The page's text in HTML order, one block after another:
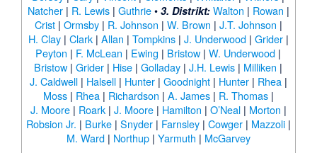
Natcher| R. Lewis| Guthrie• 3. Distrikt: Walton | Rowan |
Crist| Ormsby| R. Johnson | W. Brown | J.T. Johnson |
H. Clay| Clark| Allan | Tompkins| J. Underwood| Grider|
Peyton | F. McLean | Ewing | Bristow |W. Underwood |
Bristow |Grider | Hise |Golladay |J.H. Lewis | Milliken |
J. Caldwell| Halsell| Hunter| Goodnight| Hunter| Rhea|
Moss| Rhea| Richardson | A. James| R. Thomas|
J. Moore| Roark| J. Moore| Hamilton | O’Neal| Morton |
Robsion Jr. | Burke| Snyder| Farnsley| Cowger| Mazzoli|
M. Ward| Northup| Yarmuth | McGarvey